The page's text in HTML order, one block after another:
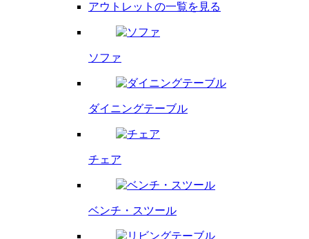
アウトレットの一覧を見る
ソファ
ダイニングテーブル
チェア
ベンチ・ スツール